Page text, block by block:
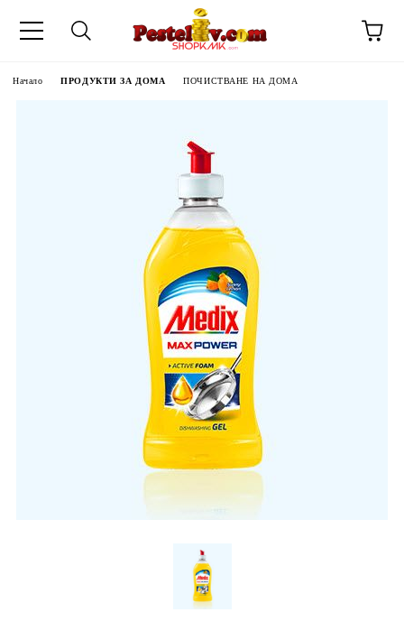
Начало ПРОДУКТИ ЗА ДОМА ПОЧИСТВАНЕ НА ДОМА